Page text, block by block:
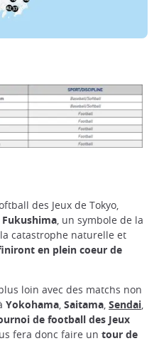
des Jeux de Tokyo,
, un symbole de la
catastrophe naturelle et
en plein coeur de
loin avec des matchs non
Yokohama Saitama Sendai
de football des Jeux
fera donc faire un tour de